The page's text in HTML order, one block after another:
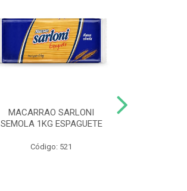
MACARRAO SARLONI
SEMOLA 1KG ESPAGUETE
Código: 521